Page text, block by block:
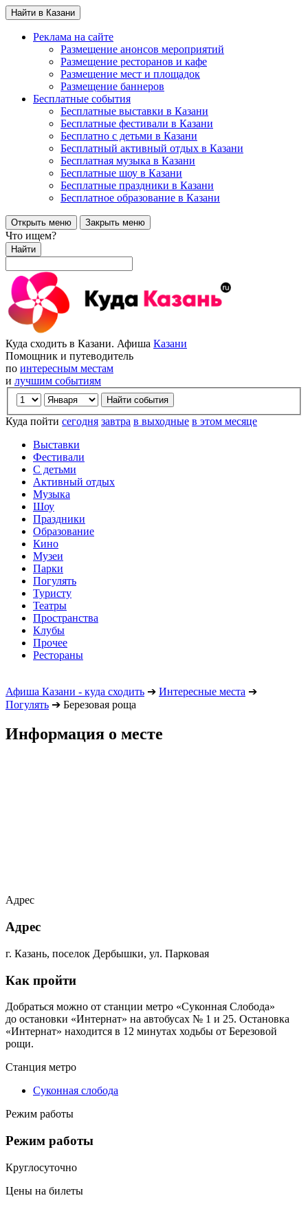
Найти в Казани
Реклама на сайте
Размещение анонсов мероприятий
Размещение ресторанов и кафе
Размещение мест и площадок
Размещение баннеров
Бесплатные события
Бесплатные выставки в Казани
Бесплатные фестивали в Казани
Бесплатно с детьми в Казани
Бесплатный активный отдых в Казани
Бесплатная музыка в Казани
Бесплатные шоу в Казани
Бесплатные праздники в Казани
Бесплатное образование в Казани
Открыть меню Закрыть меню
Что ищем?
Найти
Куда сходить в Казани. Афиша Казани
Помощник и путеводитель
по интересным местам
и лучшим событиям
Куда пойти сегодня завтра в выходные в этом месяце
Выставки
Фестивали
С детьми
Активный отдых
Музыка
Шоу
Праздники
Образование
Кино
Музеи
Парки
Погулять
Туристу
Театры
Пространства
Клубы
Прочее
Рестораны
Афиша Казани - куда сходить ➔ Интересные места ➔
Погулять ➔ Березовая роща
Информация о месте
Адрес
Адрес
г. Казань, поселок Дербышки, ул. Парковая
Как пройти
Добраться можно от станции метро «Суконная Слобода»
до остановки «Интернат» на автобусах № 1 и 25. Остановка
«Интернат» находится в 12 минутах ходьбы от Березовой
рощи.
Станция метро
Суконная слобода
Режим работы
Режим работы
Круглосуточно
Цены на билеты